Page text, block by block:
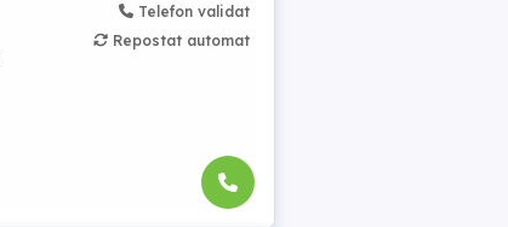
Telefon validat
Repostat automat